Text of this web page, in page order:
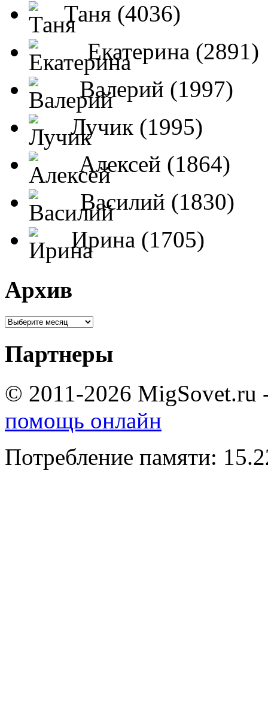
Таня (4036)
Екатерина (2891)
Валерий (1997)
Лучик (1995)
Алексей (1864)
Василий (1830)
Ирина (1705)
Архив
Партнеры
© 2011-2026 MigSovet.ru
помощь онлайн
Потребление памяти: